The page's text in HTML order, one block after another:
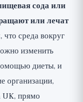
сода или
или лечат
что среда вокруг
изменить
диеты, и
организации,
UK, прямо